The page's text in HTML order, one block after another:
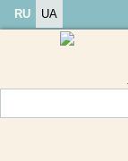
RU UA